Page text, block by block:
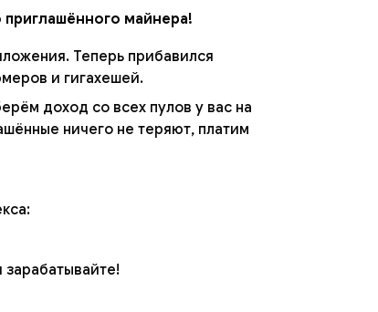
майнера!
Теперь прибавился
и гигахешей.
доход со всех пулов у вас на
ничего не теряют, платим
зарабатывайте!